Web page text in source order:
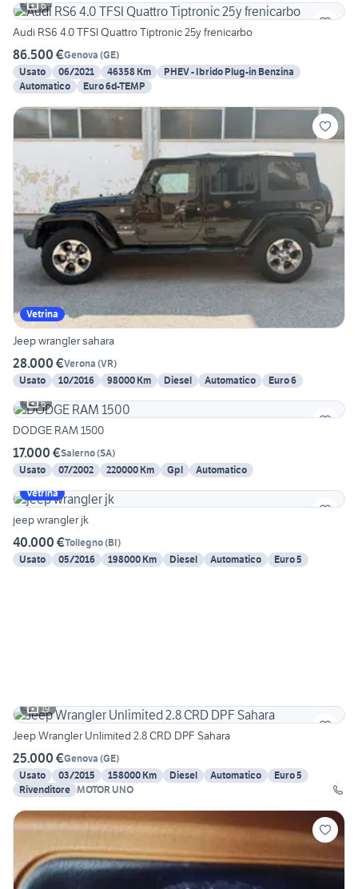
6
Audi RS6 4.0 TFSI Quattro Tiptronic 25y frenicarbo
86.500 €Genova (GE)
Usato
06/2021 46358 Km
PHEV - Ibrido Plug-in Benzina
Automatico
Euro 6d-TEMP
Vetrina
Jeep wrangler sahara
28.000 €Verona (VR)
Usato
10/2016 98000 Km Diesel Automatico
Euro 6
6
DODGE RAM 1500
17.000 €Salerno(SA)
Usato
07/2002 220000 Km Gpl
Automatico
Vetrina
jeep wrangler jk
40.000 €Tollegno(BI)
Usato
05/2016 198000 Km Diesel Automatico Euro 5
19
Jeep Wrangler Unlimited 2.8 CRD DPF Sahara
25.000 €Genova (GE)
Usato
03/2015 158000 Km Diesel Automatico
Euro 5
Rivenditore MOTOR UNO